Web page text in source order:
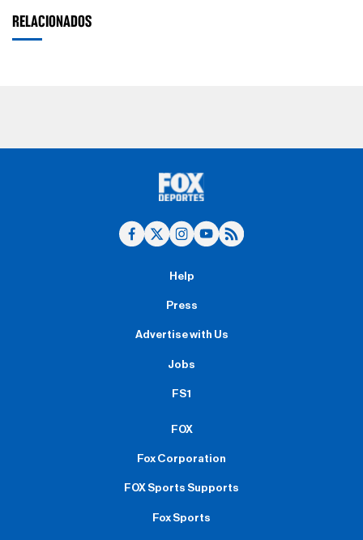
RELACIONADOS
Help
Press
Advertise with Us
Jobs
FS1
FOX
Fox Corporation
FOX Sports Supports
Fox Sports